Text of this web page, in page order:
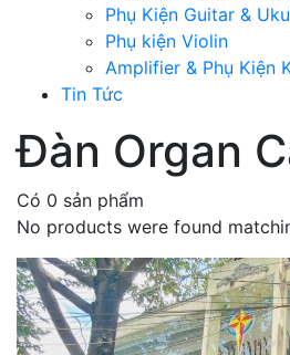
Phụ Kiện Guitar &
Phụ kiện Violin
Amplifier & Phụ Kiện
Tin Tức
Đàn Organ
Có 0 sản phẩm
No products were found